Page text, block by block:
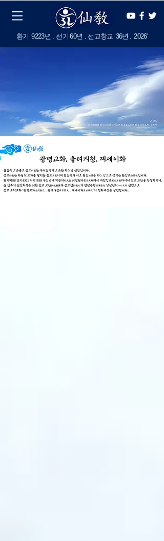
​환기 9223년 . 선기 60년 . 선교창교 36년 . 2026'